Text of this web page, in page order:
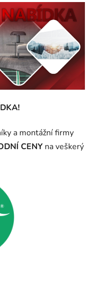
a montážní firmy
CENY na veškerý